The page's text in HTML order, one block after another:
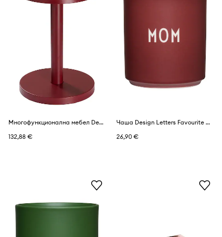
Многофункционална мебел Design Letters Trisse S/45 x 31 x 31 cm
132,88 €
Чаша Design Letters Favourite Cup 250 ml
26,90 €